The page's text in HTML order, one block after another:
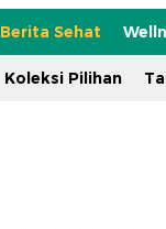
Berita Sehat
Koleksi Pilihan